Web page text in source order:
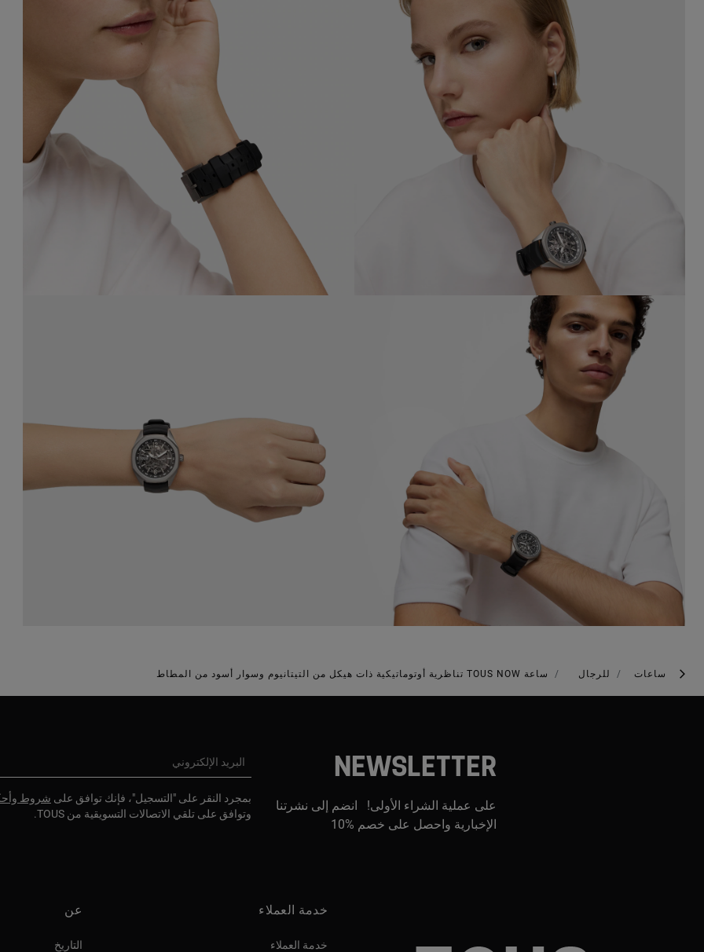
ساعات للرجال ساعة TOUS NOW تناظرية أوتوماتيكية ذات هيكل من التيتانيوم وسوار أسود من المطاط
NEWSLETTER
على عملية الشراء الأولى! انضم إلى نشرتنا
الإخبارية واحصل على خصم %10
البريد الإلكتروني
بمجرد النقر على "التسجيل"، فإنك توافق على شروط
وتوافق على تلقي الاتصالات التسويقية من TOUS.
خدمة العملاء
خدمة العملاء
عن
التاريخ